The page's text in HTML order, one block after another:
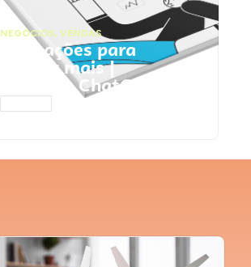
NEGÓCIOS, VENDAS
Faça ações para
vender mais |
Prompts ChatGPT